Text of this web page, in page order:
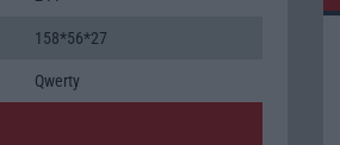
158*56*27
Qwerty